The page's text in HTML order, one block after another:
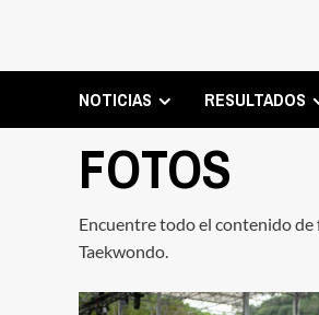
NOTICIAS RESULTADOS
FOTOS
Encuentre todo el contenido
Taekwondo.